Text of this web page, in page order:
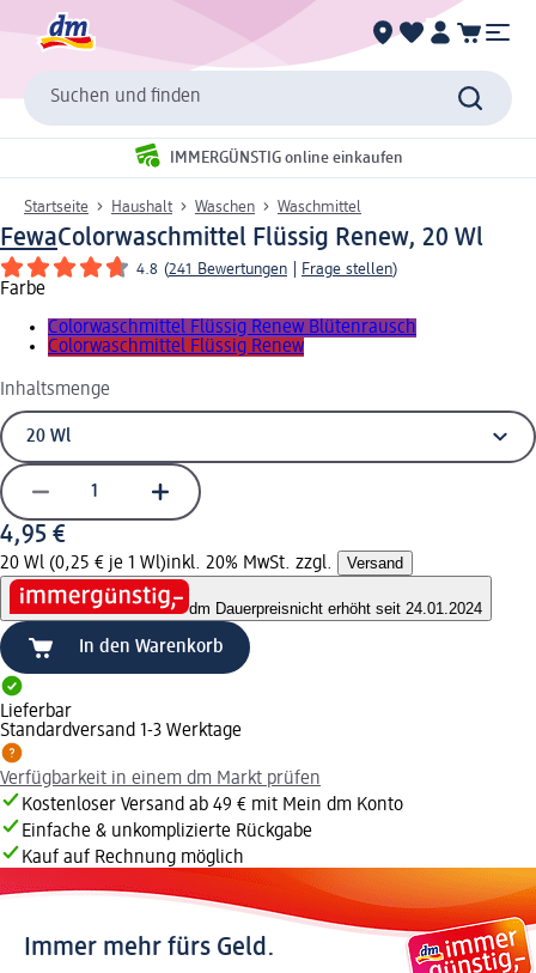
Suchen und finden
IMMERGÜNSTIG online einkaufen
Startseite Haushalt Waschen Waschmittel
FewaColorwaschmittel Flüssig Renew, 20 Wl
4.8 (241 Bewertungen Frage stellen)
Farbe
Colorwaschmittel Flüssig Renew Blütenrausch
Colorwaschmittel Flüssig Renew
Inhaltsmenge
4,95 €
20 Wl (0,25 € je 1 Wl)inkl. 20% MwSt. zzgl. Versand
dm Dauerpreisnicht erhöht seit 24.01.2024
In den Warenkorb
Lieferbar
Standardversand 1-3 Werktage
Verfügbarkeit in einem dm Markt prüfen
Kostenloser Versand ab 49 € mit Mein dm Konto
Einfache & unkomplizierte Rückgabe
Kauf auf Rechnung möglich
Immer mehr fürs Geld.